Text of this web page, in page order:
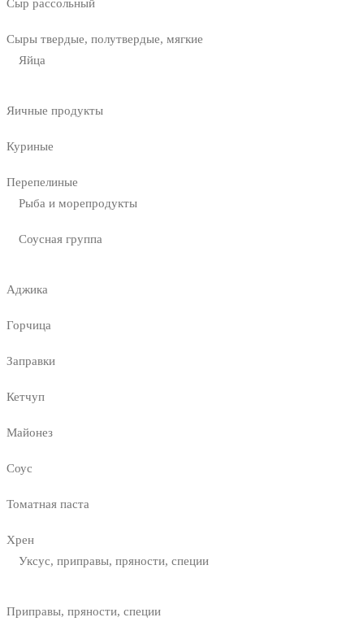
Сыр рассольный
Сыры твердые, полутвердые, мягкие
Яйца
Яичные продукты
Куриные
Перепелиные
Рыба и морепродукты
Соусная группа
Аджика
Горчица
Заправки
Кетчуп
Майонез
Соус
Томатная паста
Хрен
Уксус, приправы, пряности, специи
Приправы, пряности, специи